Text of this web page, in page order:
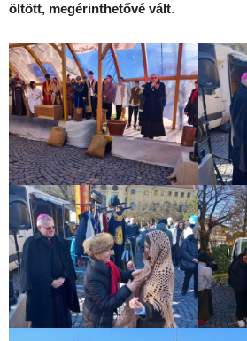
öltött, megérinthetővé vált.